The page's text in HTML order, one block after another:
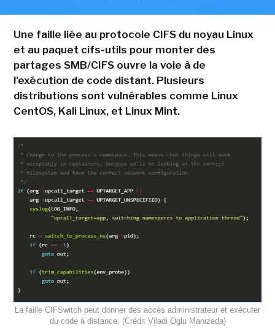
Une faille liée au protocole CIFS du noyau Linux
et au paquet cifs-utils pour monter des
partages SMB/CIFS ouvre la voie à de
l'exécution de code distant. Plusieurs
distributions sont vulnérables comme Linux
CentOS, Kali Linux, et Linux Mint.
La faille CIFSwitch peut donner des accès administrateur et exécuter
du code à distance. (Crédit Viladi Oglu Manizada)